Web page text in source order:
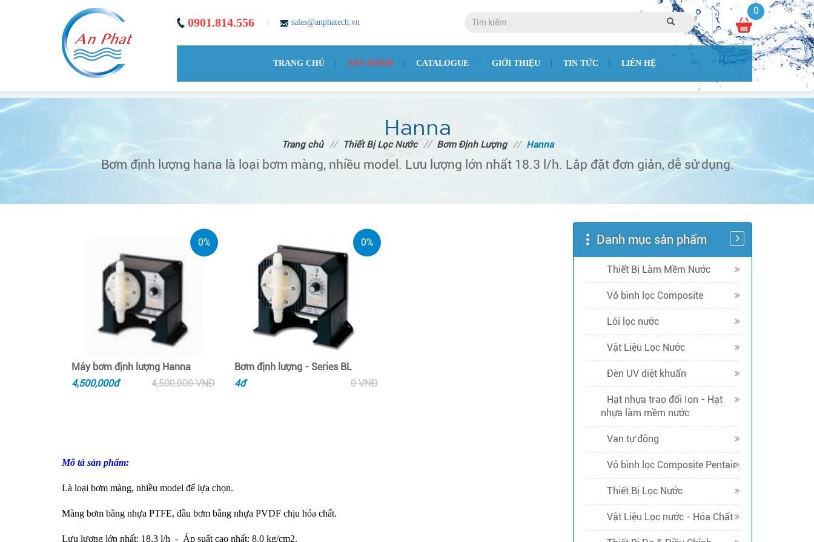
0901.814.556 sales@anphatech.vn
0
TRANG CHỦ SẢN PHẨM CATALOGUE GIỚI THIỆU TIN TỨC LIÊN HỆ
Hanna
Trang chủ // Thiết Bị Lọc Nước // Bơm Định Lượng // Hanna
Bơm định lượng hana là loại bơm màng, nhiều model. Lưu lượng lớn nhất 18.3 l/h. Lắp đặt đơn giản, dễ sử dụng.
Máy bơm định lượng Hanna
4,500,000đ
4,500,000 VNĐ
0%
Bơm định lượng - Series BL
4đ
0 VNĐ
0%
Mô tả sản phẩm:
Là loại bơm màng, nhiều model để lựa chọn.
Màng bơm bằng nhựa PTFE, đầu bơm bằng nhựa PVDF chịu hóa chất.
Lưu lượng lớn nhất: 18.3 l/h  -  Áp suất cao nhất: 8.0 kg/cm2.
Danh mục sản phẩm
Thiết Bị Làm Mềm Nước
Vỏ bình lọc Composite
Lõi lọc nước
Vật Liệu Lọc Nước
Đèn UV diệt khuẩn
Hạt nhựa trao đổi Ion - Hạt
nhựa làm mềm nước
Van tự động
Vỏ bình lọc Composite Pentair
Thiết Bị Lọc Nước
Vật Liệu Lọc nước - Hóa Chất